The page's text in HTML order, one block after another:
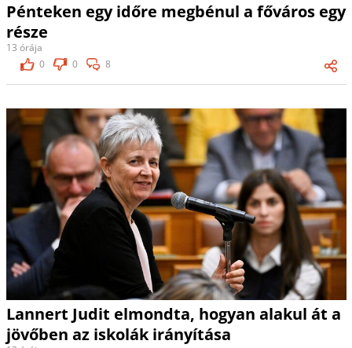
Pénteken egy időre megbénul a főváros egy
része
13 órája
0
0 8
Lannert Judit elmondta, hogyan alakul át a
jövőben az iskolák irányítása